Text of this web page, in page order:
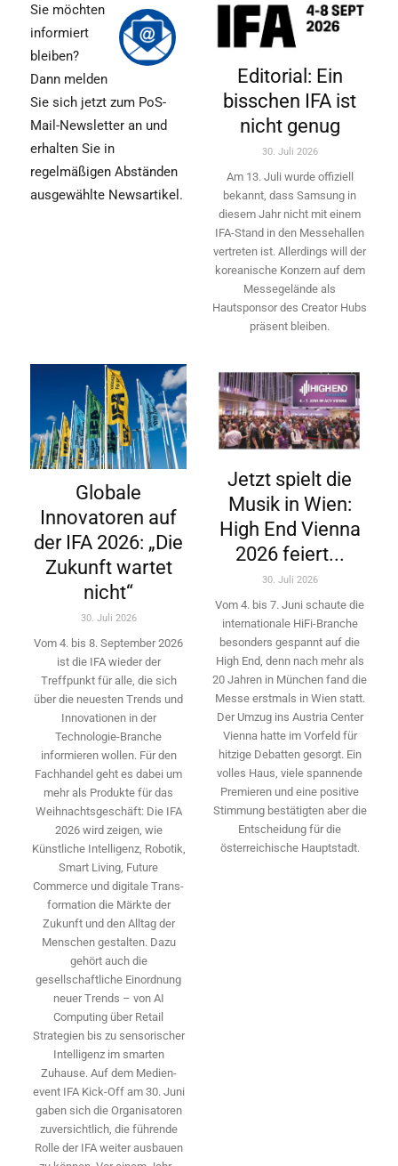
Sie möchten
informiert
bleiben?
Dann melden
Sie sich jetzt zum PoS-
Mail-Newsletter an und
erhalten Sie in
regelmäßigen Abständen
ausgewählte Newsartikel.
Editorial: Ein
bisschen IFA ist
nicht genug
30. Juli 2026
Am 13. Juli wurde offiziell
bekannt, dass Samsung in
diesem Jahr nicht mit einem
IFA-Stand in den Messehallen
vertreten ist. Allerdings will ­der
koreanische Konzern auf dem
Messegelände als
Hautsponsor des Creator Hubs
präsent bleiben.
Globale
Innovatoren auf
der IFA 2026: „Die
Zukunft wartet
nicht“
30. Juli 2026
Vom 4. bis 8. September 2026
ist die IFA wieder der
Treffpunkt für alle, die sich
über die neuesten Trends und
Innovationen in der
Technologie-­Branche
informieren wollen. Für den
Fachhandel geht es dabei um
mehr als Produkte für das
Weihnachtsgeschäft: Die IFA
2026 wird ­zeigen, wie
Künstliche Intelligenz, Robotik,
Smart Living, Future
Commerce und digitale Trans­
formation die Märkte der
Zukunft und den Alltag der
Menschen gestalten. Dazu
gehört auch die
gesellschaftliche Einordnung
neuer Trends – von AI
Computing über Retail
Strategien bis zu sensorischer
Intelligenz im smarten
Zuhause. Auf dem Medien­
event IFA Kick-Off am 30. Juni
gaben sich die Organisatoren
zuversichtlich, die führende
Rolle der IFA weiter ausbauen
Jetzt spielt die
Musik in Wien:
High End Vienna
2026 feiert...
30. Juli 2026
Vom 4. bis 7. Juni schaute die
internationale HiFi-Branche
besonders gespannt auf die
High End, denn nach mehr als
20 Jahren in München fand die
Messe erstmals in Wien statt.
Der Umzug ins Austria Center
Vienna hatte im Vorfeld für
hitzige Debatten gesorgt. Ein
volles Haus, viele spannende
Premieren und eine positive
Stimmung bestätigten aber die
Entscheidung für die
österreichische Hauptstadt.